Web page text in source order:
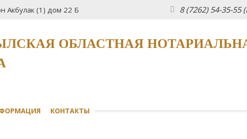
Акбулак (1) дом 22 Б 8 (7262) 54-35-55
ОБЛАСТНАЯ
КОНТАКТЫ